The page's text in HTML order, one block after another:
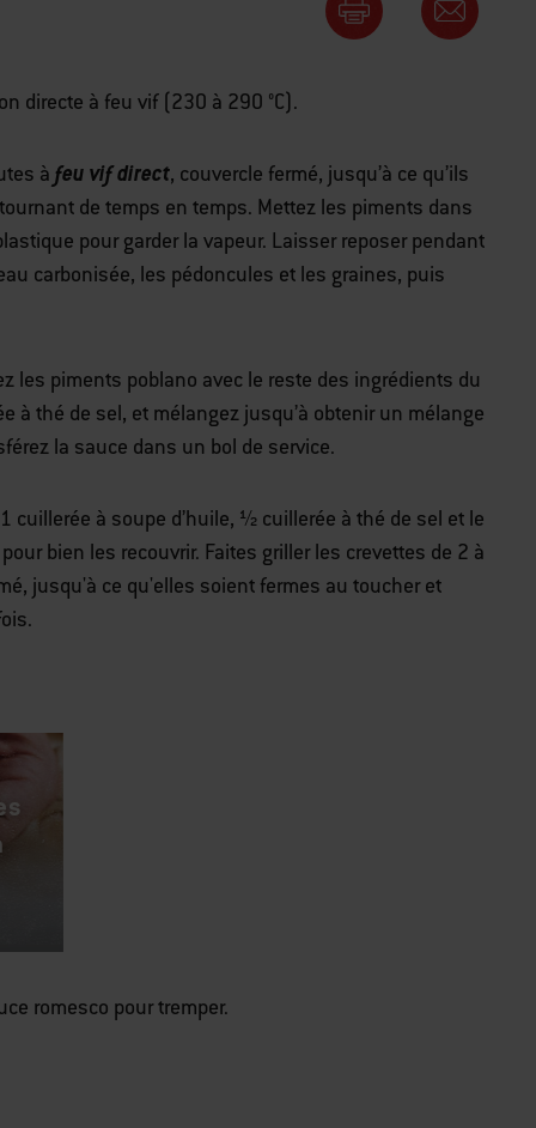
directe à feu vif (230 à 290 °C).
à feu vif direct, couvercle fermé, jusqu’à ce qu’ils
de temps en temps. Mettez les piments dans
pour garder la vapeur. Laisser reposer pendant
carbonisée, les pédoncules et les graines, puis
les piments poblano avec le reste des ingrédients du
à thé de sel, et mélangez jusqu’à obtenir un mélange
la sauce dans un bol de service.
cuillerée à soupe d’huile, ½ cuillerée à thé de sel et le
bien les recouvrir. Faites griller les crevettes de 2 à
jusqu'à ce qu'elles soient fermes au toucher et
romesco pour tremper.